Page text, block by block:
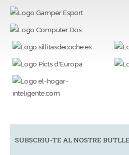
SUBSCRIU-TE AL NOSTRE